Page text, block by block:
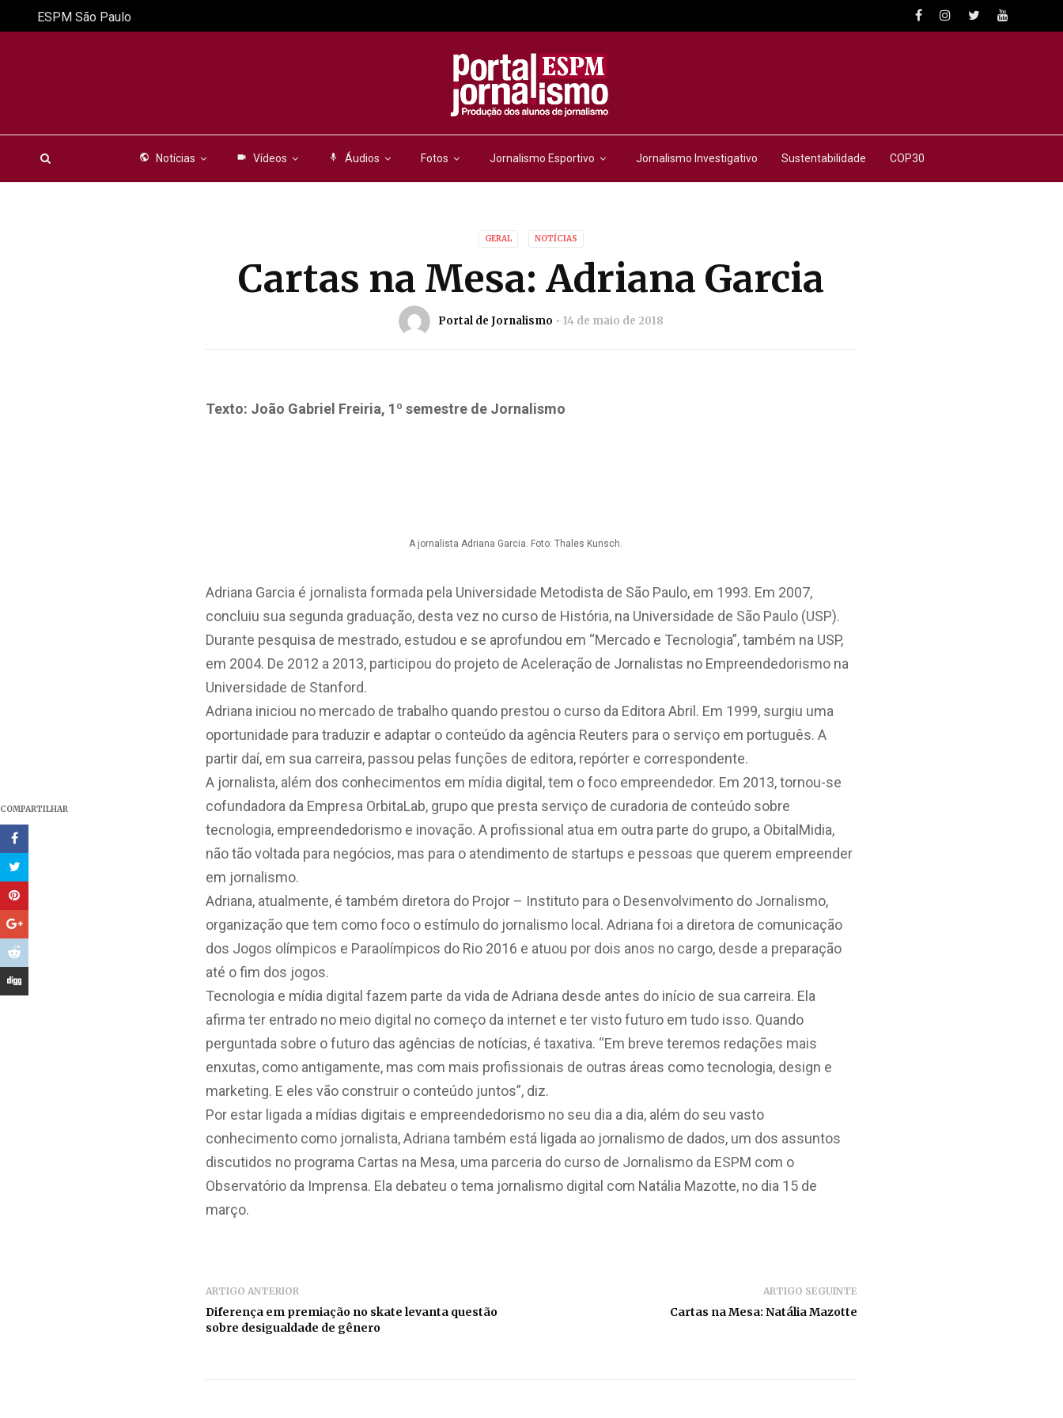
public Notícias videocam Vídeos mic Áudios Fotos Jornalismo Esportivo Jornalismo Investigativo Sustentabilidade COP30
ESPM São Paulo
GERAL NOTÍCIAS
Cartas na Mesa: Adriana Garcia
Portal de Jornalismo 14 de maio de 2018
COMPARTILHAR
Texto: João Gabriel Freiria, 1º semestre de Jornalismo
A jornalista Adriana Garcia. Foto: Thales Kunsch.
Adriana Garcia é jornalista formada pela Universidade Metodista de São Paulo, em 1993. Em 2007,
concluiu sua segunda graduação, desta vez no curso de História, na Universidade de São Paulo (USP).
Durante pesquisa de mestrado, estudou e se aprofundou em “Mercado e Tecnologia”, também na USP,
em 2004. De 2012 a 2013, participou do projeto de Aceleração de Jornalistas no Empreendedorismo na
Universidade de Stanford.
Adriana iniciou no mercado de trabalho quando prestou o curso da Editora Abril. Em 1999, surgiu uma
oportunidade para traduzir e adaptar o conteúdo da agência Reuters para o serviço em português. A
partir daí, em sua carreira, passou pelas funções de editora, repórter e correspondente.
A jornalista, além dos conhecimentos em mídia digital, tem o foco empreendedor. Em 2013, tornou-se
cofundadora da Empresa OrbitaLab, grupo que presta serviço de curadoria de conteúdo sobre
tecnologia, empreendedorismo e inovação. A profissional atua em outra parte do grupo, a ObitalMidia,
não tão voltada para negócios, mas para o atendimento de startups e pessoas que querem empreender
em jornalismo.
Adriana, atualmente, é também diretora do Projor – Instituto para o Desenvolvimento do Jornalismo,
organização que tem como foco o estímulo do jornalismo local. Adriana foi a diretora de comunicação
dos Jogos olímpicos e Paraolímpicos do Rio 2016 e atuou por dois anos no cargo, desde a preparação
até o fim dos jogos.
Tecnologia e mídia digital fazem parte da vida de Adriana desde antes do início de sua carreira. Ela
afirma ter entrado no meio digital no começo da internet e ter visto futuro em tudo isso. Quando
perguntada sobre o futuro das agências de notícias, é taxativa. “Em breve teremos redações mais
enxutas, como antigamente, mas com mais profissionais de outras áreas como tecnologia, design e
marketing. E eles vão construir o conteúdo juntos”, diz.
Por estar ligada a mídias digitais e empreendedorismo no seu dia a dia, além do seu vasto
conhecimento como jornalista, Adriana também está ligada ao jornalismo de dados, um dos assuntos
discutidos no programa Cartas na Mesa, uma parceria do curso de Jornalismo da ESPM com o
Observatório da Imprensa. Ela debateu o tema jornalismo digital com Natália Mazotte, no dia 15 de
março.
ARTIGO ANTERIOR
Diferença em premiação no skate levanta questão
sobre desigualdade de gênero
ARTIGO SEGUINTE
Cartas na Mesa: Natália Mazotte